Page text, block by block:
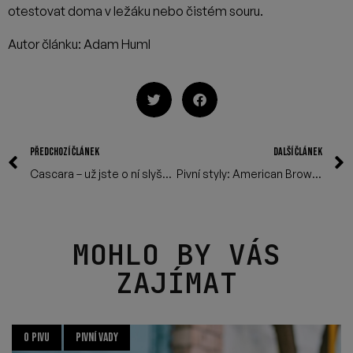
otestovat doma v ležáku nebo čistém souru.
Autor článku: Adam Huml
PŘEDCHOZÍ ČLÁNEK
Cascara – už jste o ní slyšeli?
DALŠÍ ČLÁNEK
Pivní styly: American Brown Ale
MOHLO BY VÁS
ZAJÍMAT
O PIVU PIVNÍ VADY